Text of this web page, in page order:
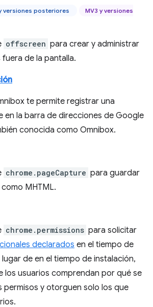
versiones posteriores
MV3 y versiones
offscreen para crear y administrar
de la pantalla.
te permite registrar una
en la barra de direcciones de Google
conocida como Omnibox.
chrome.pageCapture para guardar
MHTML.
chrome.permissions para solicitar
declarados en el tiempo de
de en el tiempo de instalación,
los usuarios comprendan por qué se
permisos y otorguen solo los que